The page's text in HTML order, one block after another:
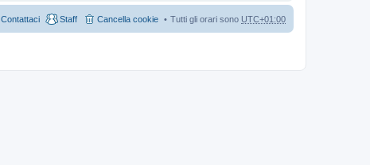
Tutti gli orari sono UTC+01:00
Cancella cookie
Staff
Contattaci